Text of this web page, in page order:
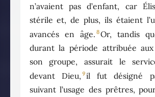
n’avaient pas d’enfant, car
stérile et, de plus, ils étaient
avancés en âge. 8Or, tandis
durant la période attribuée
son groupe, assurait le
devant Dieu, 9il fut désigné
suivant l’usage des prêtres,